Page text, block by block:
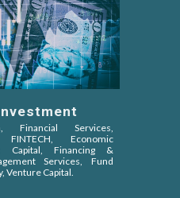
Financial Services,
Economic
Capital, Financing &
Services, Fund
Venture Capital